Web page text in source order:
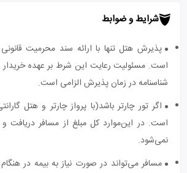
شرایط و ضوابط
پذیرش هتل تنها با ارائه سند محرمیت
است. مسئولیت رعایت این شرط بر عهده خریدار
شناسنامه در زمان پذیرش الزامی است.
اگر تور چارتر باشد(با پرواز چارتر و هتل
است. در این‌موارد کل مبلغ از مسافر دریافت
نمی‌شود.
مسافر می‌تواند در صورت نیاز به بیمه در